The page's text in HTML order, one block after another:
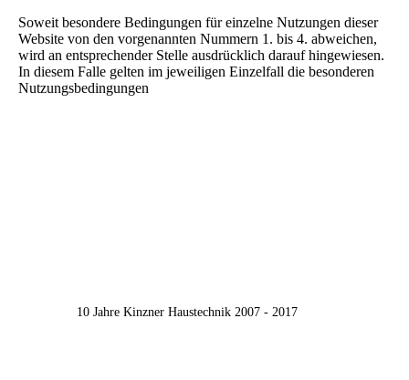
Soweit besondere Bedingungen für einzelne Nutzungen dieser
Website von den vorgenannten Nummern 1. bis 4. abweichen,
wird an entsprechender Stelle ausdrücklich darauf hingewiesen.
In diesem Falle gelten im jeweiligen Einzelfall die besonderen
Nutzungsbedingungen
10 Jahre Kinzner Haustechnik 2007 - 2017